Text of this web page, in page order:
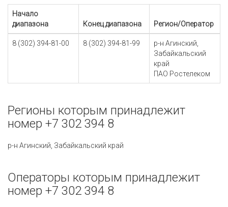
Начало
диапазона
Конец диапазона Регион/Оператор
8 (302) 394-81-00 8 (302) 394-81-99
р-н Агинский,
Забайкальский
край
ПАО Ростелеком
Регионы которым принадлежит
номер +7 302 394 8
р-н Агинский, Забайкальский край
Операторы которым принадлежит
номер +7 302 394 8